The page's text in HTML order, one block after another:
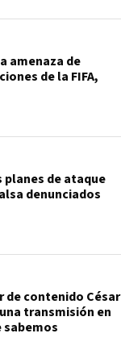
amenaza de
de la FIFA,
planes de ataque
denunciados
de contenido César
transmisión en
sabemos